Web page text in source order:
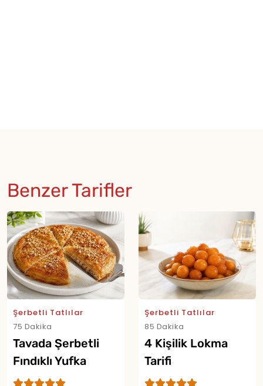
Benzer Tarifler
Şerbetli Tatlılar
75 Dakika
Tavada Şerbetli
Fındıklı Yufka
Tatlısı Tarifi
Şerbetli Tatlılar
85 Dakika
4 Kişilik Lokma
Tarifi